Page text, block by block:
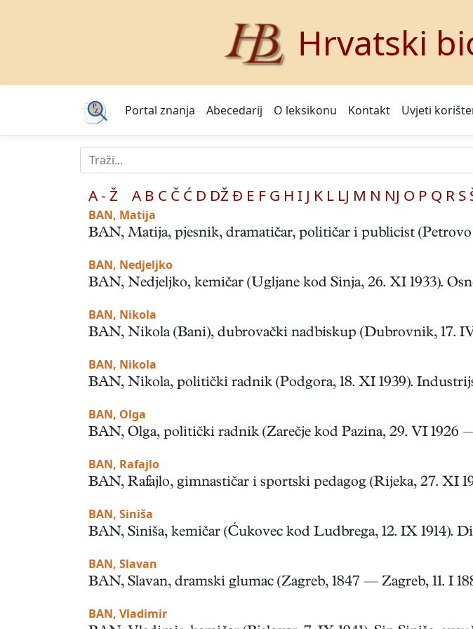
Hrvatski
Portal znanja Abecedarij O leksikonu Kontakt Uvjeti
A - Ž A B C Č Ć D DŽ Đ E F G H I J K L LJ M N NJ O P Q R S
BAN, Matija
BAN, Matija, pjesnik, dramatičar, političar i publicist (Petrovo
BAN, Nedjeljko
BAN, Nedjeljko, kemičar (Ugljane kod Sinja, 26. XI 1933).
BAN, Nikola
BAN, Nikola (Bani), dubrovački nadbiskup (Dubrovnik, 17.
BAN, Nikola
BAN, Nikola, politički radnik (Podgora, 18. XI 1939).
BAN, Olga
BAN, Olga, politički radnik (Zarečje kod Pazina, 29. VI 1926
BAN, Rafajlo
BAN, Rafajlo, gimnastičar i sportski pedagog (Rijeka, 27. XI
BAN, Siniša
BAN, Siniša, kemičar (Ćukovec kod Ludbrega, 12. IX 1914).
BAN, Slavan
BAN, Slavan, dramski glumac (Zagreb, 1847 — Zagreb, 11. I
BAN, Vladimir